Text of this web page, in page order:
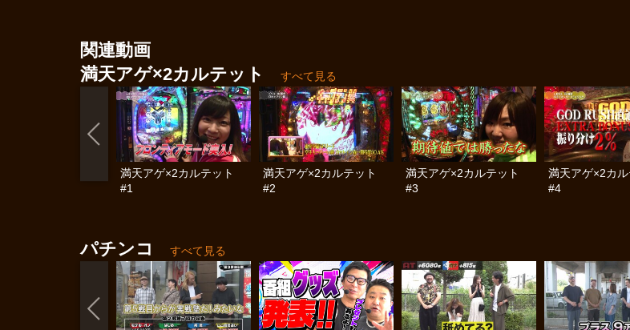
関連動画
満天アゲ×2カルテット
すべて見る
満天アゲ×2カルテット
#1
満天アゲ×2カルテット
#2
満天アゲ×2カルテット
#3
満天アゲ×2カル
#4
パチンコ すべて見る